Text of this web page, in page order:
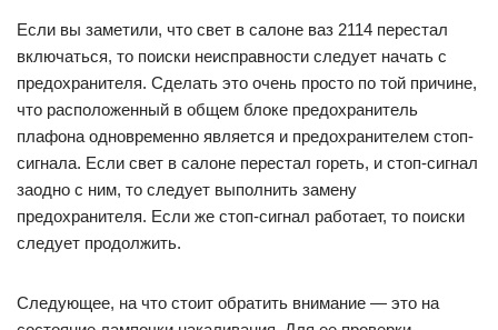
Если вы заметили, что свет в салоне ваз 2114 перестал
включаться, то поиски неисправности следует начать с
предохранителя. Сделать это очень просто по той причине,
что расположенный в общем блоке предохранитель
плафона одновременно является и предохранителем стоп-
сигнала. Если свет в салоне перестал гореть, и стоп-сигнал
заодно с ним, то следует выполнить замену
предохранителя. Если же стоп-сигнал работает, то поиски
следует продолжить.
Следующее, на что стоит обратить внимание — это на